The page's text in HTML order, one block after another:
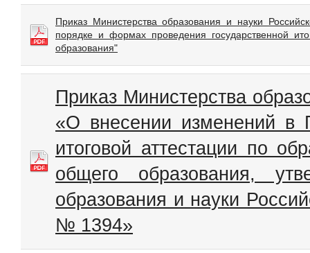
Приказ Министерства образования и науки
порядке и формах проведения государственной
образования"
Приказ Министерства
«О внесении изменений в
итоговой аттестации по
общего образования,
образования и науки
№ 1394»